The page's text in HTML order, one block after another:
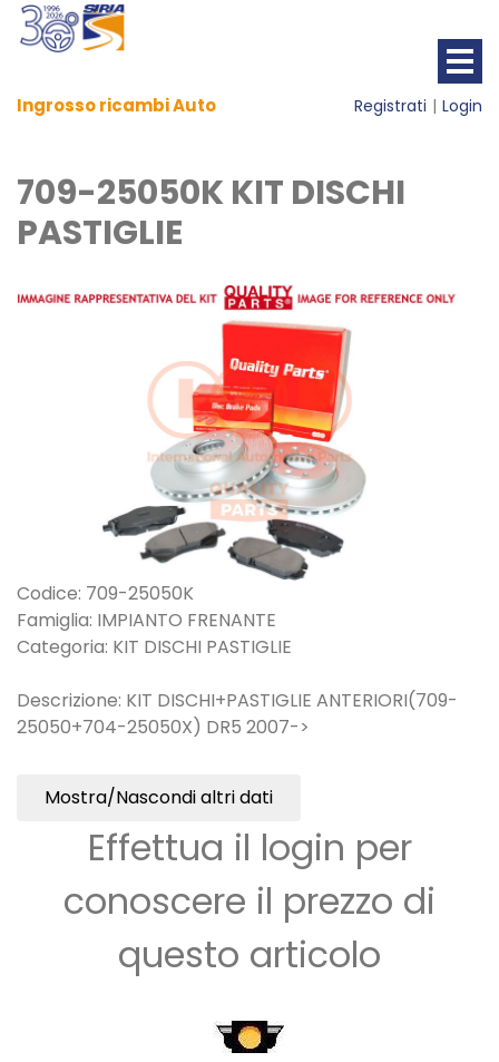
Ingrosso ricambi Auto Registrati Login
709-25050K KIT DISCHI
PASTIGLIE
Codice: 709-25050K
Famiglia: IMPIANTO FRENANTE
Categoria: KIT DISCHI PASTIGLIE
Descrizione: KIT DISCHI+PASTIGLIE ANTERIORI(709-
25050+704-25050X) DR5 2007->
Mostra/Nascondi altri dati
Effettua il login per
conoscere il prezzo di
questo articolo